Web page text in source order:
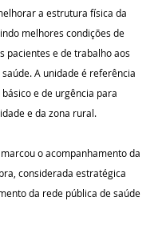
a estrutura física da
melhores condições de
pacientes e de trabalho aos
A unidade é referência
e de urgência para
e da zona rural.
o acompanhamento da
considerada estratégica
da rede pública de saúde